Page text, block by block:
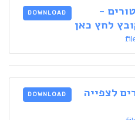
-
לחץ כאן
DOWNLOAD
לצפייה
DOWNLOAD